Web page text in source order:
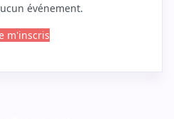
événement.
m'inscris